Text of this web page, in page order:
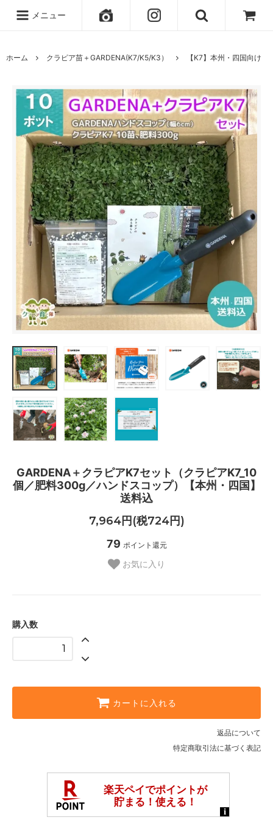
メニュー
ホーム クラピア苗＋GARDENA(K7/K5/K3） 【K7】本州・四国向け
GARDENA＋クラピアK7セット（クラピアK7_10
個／肥料300g／ハンドスコップ）【本州・四国】
送料込
7,964円(税724円)
79 ポイント還元
お気に入り
購入数
カートに入れる
返品について
特定商取引法に基づく表記